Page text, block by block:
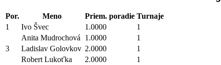
Por. Meno Priem. poradie Turnaje
1
Ivo Švec 1.0000
1
Anita Mudrochová
1.0000
1
3
Ladislav Golovkov 2.0000
1
Robert Lukoťka
2.0000
1